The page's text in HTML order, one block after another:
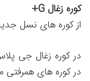
کوره زغال
از کوره های نسل
در کوره زغال جی
در کوره های همرفتی